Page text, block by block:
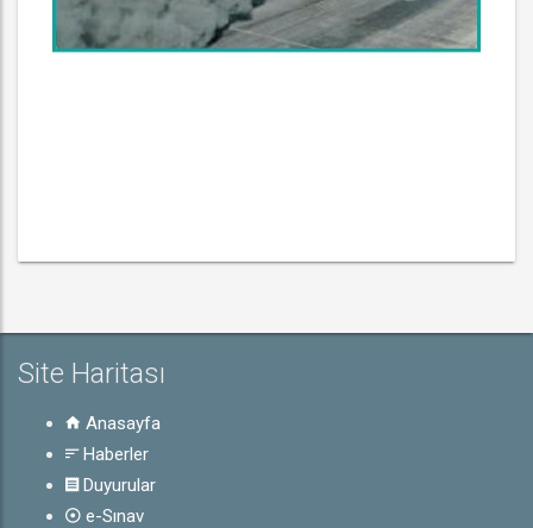
Site Haritası
Anasayfa
Haberler
Duyurular
e-Sınav